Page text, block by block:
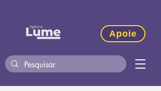
Apoie